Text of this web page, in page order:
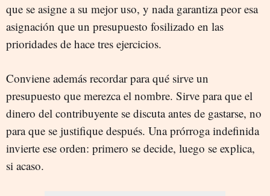
que se asigne a su mejor uso, y nada garantiza peor esa
asignación que un presupuesto fosilizado en las
prioridades de hace tres ejercicios.
Conviene además recordar para qué sirve un
presupuesto que merezca el nombre. Sirve para que el
dinero del contribuyente se discuta antes de gastarse, no
para que se justifique después. Una prórroga indefinida
invierte ese orden: primero se decide, luego se explica,
si acaso.